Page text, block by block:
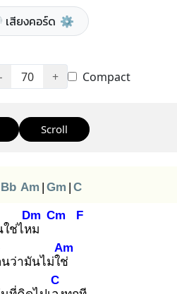
เสียงคอร์ด ⚙️
70 + Compact
Scroll
Bb Am | Gm | C
ช่ไหม
Dm Cm F
นว่ามันไม่ใช่
Am
C